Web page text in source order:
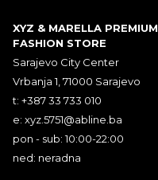
XYZ & MARELLA PREMIUM
FASHION STORE
Sarajevo City Center
Vrbanja 1, 71000 Sarajevo
t: +387 33 733 010
e: xyz.5751@abline.ba
pon - sub: 10:00-22:00
ned: neradna